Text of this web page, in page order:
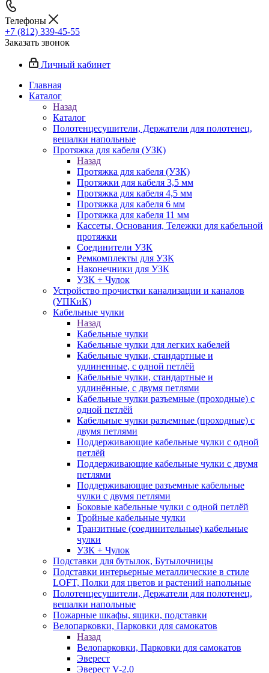
Телефоны
+7 (812) 339-45-55
Заказать звонок
Личный кабинет
Главная
Каталог
Назад
Каталог
Полотенцесушители, Держатели для полотенец,
вешалки напольные
Протяжка для кабеля (УЗК)
Назад
Протяжка для кабеля (УЗК)
Протяжки для кабеля 3,5 мм
Протяжка для кабеля 4,5 мм
Протяжка для кабеля 6 мм
Протяжка для кабеля 11 мм
Кассеты, Основания, Тележки для кабельной
протяжки
Соединители УЗК
Ремкомплекты для УЗК
Наконечники для УЗК
УЗК + Чулок
Устройство прочистки канализации и каналов
(УПКиК)
Кабельные чулки
Назад
Кабельные чулки
Кабельные чулки для легких кабелей
Кабельные чулки, стандартные и
удлиненные, с одной петлёй
Кабельные чулки, стандартные и
удлинённые, с двумя петлями
Кабельные чулки разъемные (проходные) с
одной петлёй
Кабельные чулки разъемные (проходные) с
двумя петлями
Поддерживающие кабельные чулки с одной
петлёй
Поддерживающие кабельные чулки с двумя
петлями
Поддерживающие разъемные кабельные
чулки с двумя петлями
Боковые кабельные чулки с одной петлёй
Тройные кабельные чулки
Транзитные (соединительные) кабельные
чулки
УЗК + Чулок
Подставки для бутылок, Бутылочницы
Подставки интерьерные металлические в стиле
LOFT, Полки для цветов и растений напольные
Полотенцесушители, Держатели для полотенец,
вешалки напольные
Пожарные шкафы, ящики, подставки
Велопарковки, Парковки для самокатов
Назад
Велопарковки, Парковки для самокатов
Эверест
Эверест V-2.0